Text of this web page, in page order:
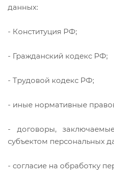
данных:
- Конституция РФ;
- Гражданский кодекс РФ;
- Трудовой кодекс РФ;
- иные нормативные
- договоры,
субъектом персональных
- согласие на обработку